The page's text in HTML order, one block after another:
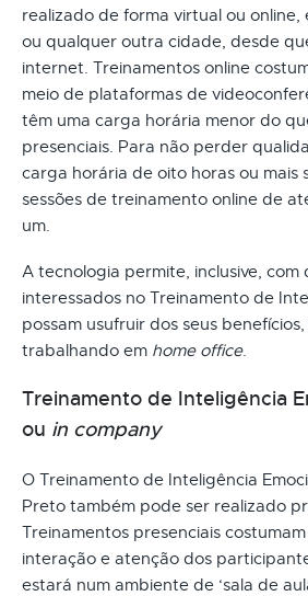
realizado de forma virtual ou online,
ou qualquer outra cidade, desde
internet. Treinamentos online
meio de plataformas de
têm uma carga horária menor do
presenciais. Para não perder
carga horária de oito horas ou mais
sessões de treinamento online de
um.
A tecnologia permite, inclusive, com
interessados no Treinamento de
possam usufruir dos seus
trabalhando em home office.
Treinamento de Inteligência
ou in company
O Treinamento de Inteligência
Preto também pode ser realizado
Treinamentos presenciais
interação e atenção dos
estará num ambiente de ‘sala de